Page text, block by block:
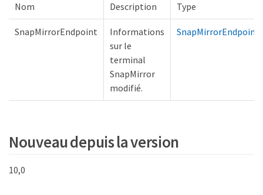
Nom Description Type
SnapMirrorEndpoint
Informations
sur le
terminal
SnapMirror
modifié.
SnapMirrorEndpoint
Nouveau depuis la version
10,0